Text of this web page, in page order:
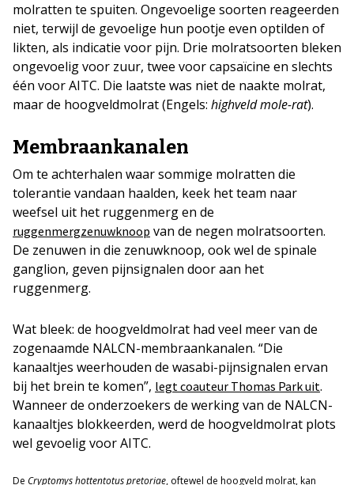
molratten te spuiten. Ongevoelige soorten reageerden
niet, terwijl de gevoelige hun pootje even optilden of
likten, als indicatie voor pijn. Drie molratsoorten bleken
ongevoelig voor zuur, twee voor capsaïcine en slechts
één voor AITC. Die laatste was niet de naakte molrat,
maar de hoogveldmolrat (Engels: highveld mole-rat).
Membraankanalen
Om te achterhalen waar sommige molratten die
tolerantie vandaan haalden, keek het team naar
weefsel uit het ruggenmerg en de
ruggenmergzenuwknoop van de negen molratsoorten.
De zenuwen in die zenuwknoop, ook wel de spinale
ganglion, geven pijnsignalen door aan het
ruggenmerg.
Wat bleek: de hoogveldmolrat had veel meer van de
zogenaamde NALCN-membraankanalen. “Die
kanaaltjes weerhouden de wasabi-pijnsignalen ervan
bij het brein te komen”, legt coauteur Thomas Park uit.
Wanneer de onderzoekers de werking van de NALCN-
kanaaltjes blokkeerden, werd de hoogveldmolrat plots
wel gevoelig voor AITC.
De Cryptomys hottentotus pretoriae, oftewel de hoogveld molrat, kan